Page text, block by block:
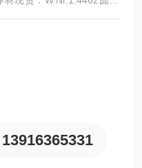
圆、车光圆、W.Nr.1.446
上海隆继金属W.Nr.1.4462
13916365331